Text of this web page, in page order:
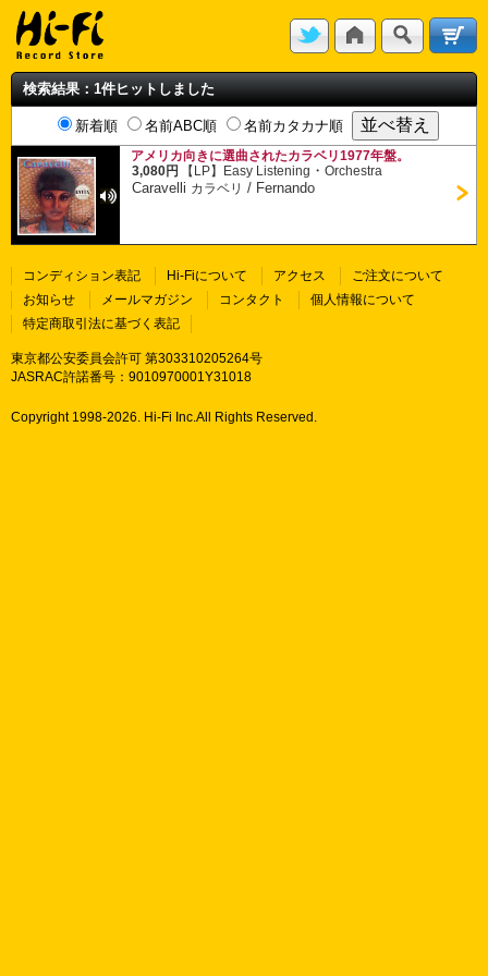
検索結果：1件ヒットしました
新着順 名前ABC順 名前カタカナ順
アメリカ向きに選曲されたカラベリ1977年盤。
3,080円
【LP】 Easy Listening ・Orchestra
Caravelli カラベリ / Fernando
コンディション表記 Hi-Fiについて アクセス
ご注文について
お知らせ
メールマガジン コンタクト
個人情報について
特定商取引法に基づく表記
東京都公安委員会許可 第303310205264号
JASRAC許諾番号：9010970001Y31018
Copyright 1998-2026. Hi-Fi Inc.All Rights Reserved.